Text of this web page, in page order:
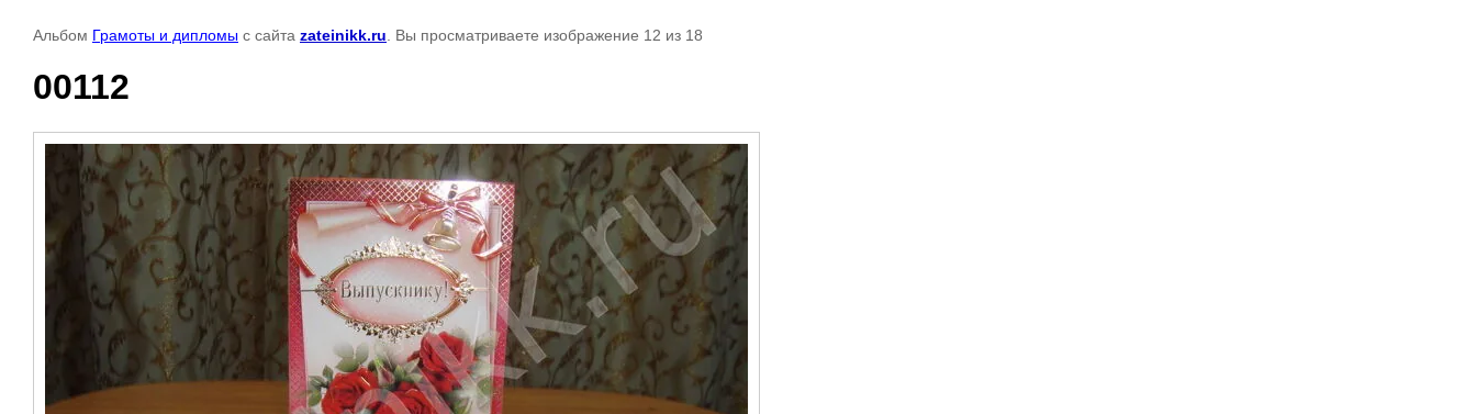
Альбом Грамоты и дипломы с сайта zateinikk.ru . Вы просматриваете изображение 12 из 18
00112